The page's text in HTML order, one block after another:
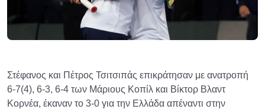
Στέφανος και Πέτρος Τσιτσιπάς επικράτησαν με ανατροπή
6-7(4), 6-3, 6-4 των Μάριους Κοπίλ και Βίκτορ Βλαντ
Κορνέα, έκαναν το 3-0 για την Ελλάδα απέναντι στην